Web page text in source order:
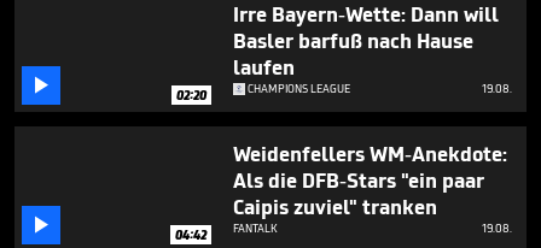
 02:20
Irre Bayern-Wette: Dann will
Basler barfuß nach Hause
laufen
CHAMPIONS LEAGUE 19.08.
 04:42
Weidenfellers WM-Anekdote:
Als die DFB-Stars "ein paar
Caipis zuviel" tranken
FANTALK 19.08.